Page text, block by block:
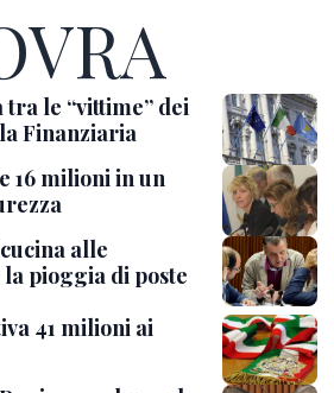
le “vittime” dei
Finanziaria
16 milioni in un
alle
pioggia di poste
41 milioni ai